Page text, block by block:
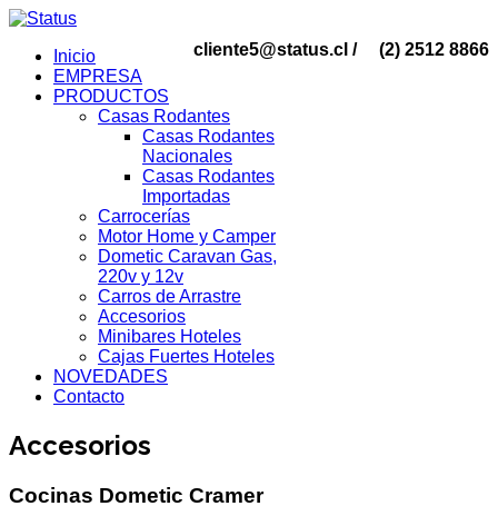
cliente5@status.cl / (2) 2512 8866
Inicio
EMPRESA
PRODUCTOS
Casas Rodantes
Casas Rodantes
Nacionales
Casas Rodantes
Importadas
Carrocerías
Motor Home y Camper
Dometic Caravan Gas,
220v y 12v
Carros de Arrastre
Accesorios
Minibares Hoteles
Cajas Fuertes Hoteles
NOVEDADES
Contacto
Accesorios
Cocinas Dometic Cramer